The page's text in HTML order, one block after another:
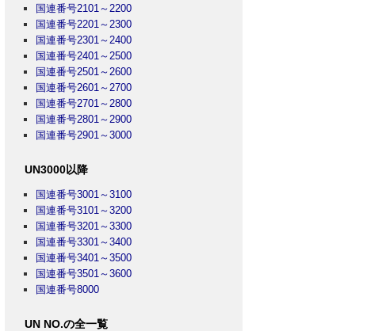
国連番号2101～2200
国連番号2201～2300
国連番号2301～2400
国連番号2401～2500
国連番号2501～2600
国連番号2601～2700
国連番号2701～2800
国連番号2801～2900
国連番号2901～3000
UN3000以降
国連番号3001～3100
国連番号3101～3200
国連番号3201～3300
国連番号3301～3400
国連番号3401～3500
国連番号3501～3600
国連番号8000
UN NO.の全一覧